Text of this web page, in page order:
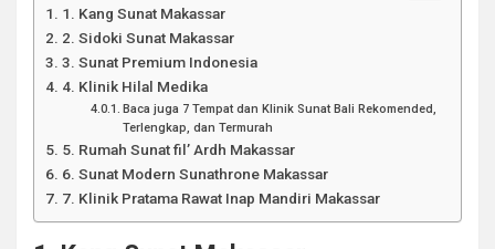
1. Kang Sunat Makassar
2. Sidoki Sunat Makassar
3. Sunat Premium Indonesia
4. Klinik Hilal Medika
Baca juga 7 Tempat dan Klinik Sunat Bali Rekomended,
Terlengkap, dan Termurah
5. Rumah Sunat fil’ Ardh Makassar
6. Sunat Modern Sunathrone Makassar
7. Klinik Pratama Rawat Inap Mandiri Makassar